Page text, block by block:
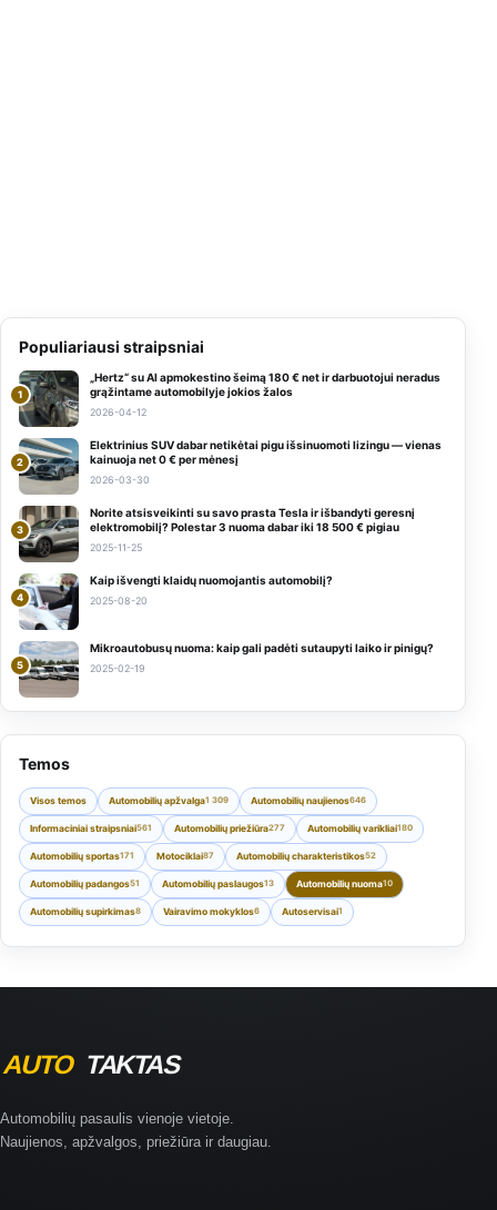
Populiariausi straipsniai
1
„Hertz“ su AI apmokestino šeimą 180 € net ir darbuotojui neradus
grąžintame automobilyje jokios žalos
2026-04-12
2
Elektrinius SUV dabar netikėtai pigu išsinuomoti lizingu — vienas
kainuoja net 0 € per mėnesį
2026-03-30
3
Norite atsisveikinti su savo prasta Tesla ir išbandyti geresnį
elektromobilį? Polestar 3 nuoma dabar iki 18 500 € pigiau
2025-11-25
4
Kaip išvengti klaidų nuomojantis automobilį?
2025-08-20
5
Mikroautobusų nuoma: kaip gali padėti sutaupyti laiko ir pinigų?
2025-02-19
Temos
Visos temos Automobilių apžvalga1 309 Automobilių naujienos646
Informaciniai straipsniai561 Automobilių priežiūra277 Automobilių varikliai180
Automobilių sportas171 Motociklai87 Automobilių charakteristikos52
Automobilių padangos51 Automobilių paslaugos13 Automobilių nuoma10
Automobilių supirkimas8 Vairavimo mokyklos6 Autoservisai1
Automobilių pasaulis vienoje vietoje.
Naujienos, apžvalgos, priežiūra ir daugiau.